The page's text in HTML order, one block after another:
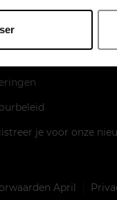
je voor onze
April